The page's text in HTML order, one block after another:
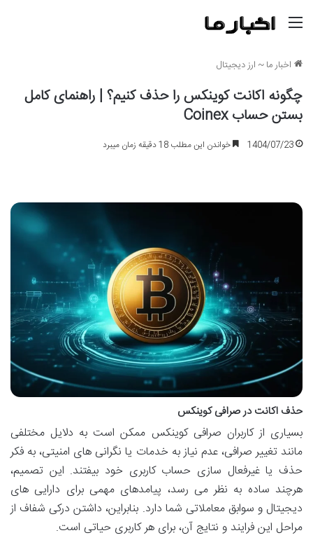
اخبار ما~ ارز دیجیتال
چگونه اکانت کوینکس را حذف کنیم؟ | راهنمای کامل
بستن حساب Coinex
1404/07/23 خواندن این مطلب 18 دقیقه زمان میبرد
حذف اکانت در صرافی کوینکس
بسیاری از کاربران صرافی کوینکس ممکن است به دلایل مختلفی
مانند تغییر صرافی، عدم نیاز به خدمات یا نگرانی های امنیتی، به فکر
حذف یا غیرفعال سازی حساب کاربری خود بیفتند. این تصمیم،
هرچند ساده به نظر می رسد، پیامدهای مهمی برای دارایی های
دیجیتال و سوابق معاملاتی شما دارد. بنابراین، داشتن درکی شفاف از
مراحل این فرایند و نتایج آن، برای هر کاربری حیاتی است.